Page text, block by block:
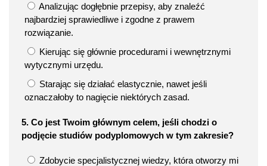
Analizując dogłębnie przepisy, aby znaleźć
najbardziej sprawiedliwe i zgodne z prawem
rozwiązanie.
Kierując się głównie procedurami i wewnętrznymi
wytycznymi urzędu.
Starając się działać elastycznie, nawet jeśli
oznaczałoby to nagięcie niektórych zasad.
5. Co jest Twoim głównym celem, jeśli chodzi o
podjęcie studiów podyplomowych w tym zakresie?
Zdobycie specjalistycznej wiedzy, która otworzy mi